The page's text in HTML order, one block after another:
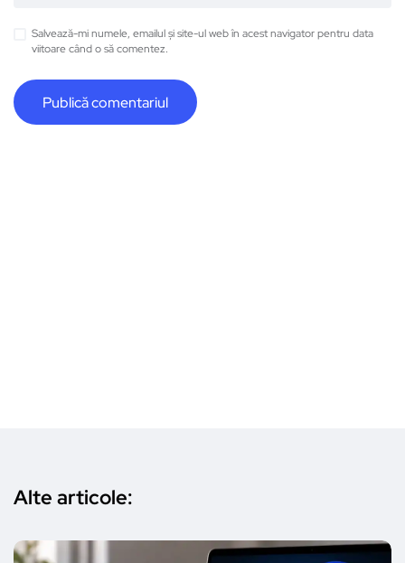
Salvează-mi numele, emailul și site-ul web în acest navigator pentru data
viitoare când o să comentez.
Alte articole: